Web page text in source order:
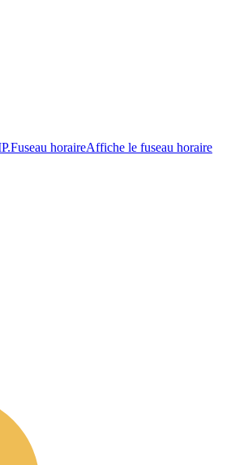
Fuseau horaireAffiche le fuseau horaire